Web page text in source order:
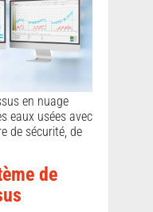
en nuage
eaux usées avec
de sécurité, de
de